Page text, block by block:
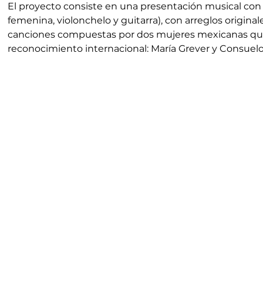
El proyecto consiste en una presentación musical
femenina, violonchelo y guitarra), con arreglos
canciones compuestas por dos mujeres mexicanas
reconocimiento internacional: María Grever y